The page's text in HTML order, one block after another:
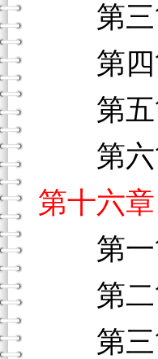
第三
第四
第五
第六
第十六
第一
第二
第三